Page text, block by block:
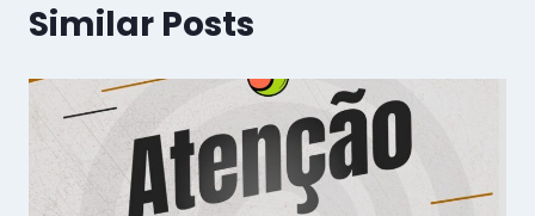
Similar Posts